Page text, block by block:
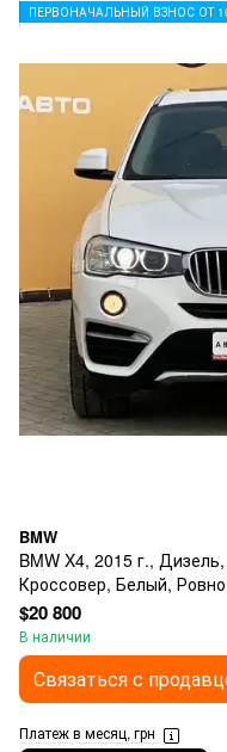
ПЕРВОНАЧАЛЬНЫЙ ВЗНОС ОТ
BMW
BMW X4, 2015 г.,
Кроссовер, Белый, Ровно
$20 800
В наличии
Связаться с
Платеж в месяц, грн